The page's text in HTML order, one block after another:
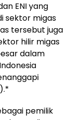
ENI yang
sektor migas
tersebut juga
hilir migas
dalam
pemilik